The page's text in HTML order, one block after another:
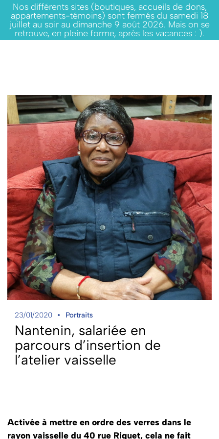
Nos différents sites (boutiques, accueils de dons,
appartements-témoins) sont fermés du samedi 18
juillet au soir au dimanche 9 août 2026. Mais on se
retrouve, en pleine forme, après les vacances : ).
23/01/2020 Portraits
Nantenin, salariée en
parcours d’insertion de
l’atelier vaisselle
Activée à mettre en ordre des verres dans le
rayon vaisselle du 40 rue Riquet, cela ne fait